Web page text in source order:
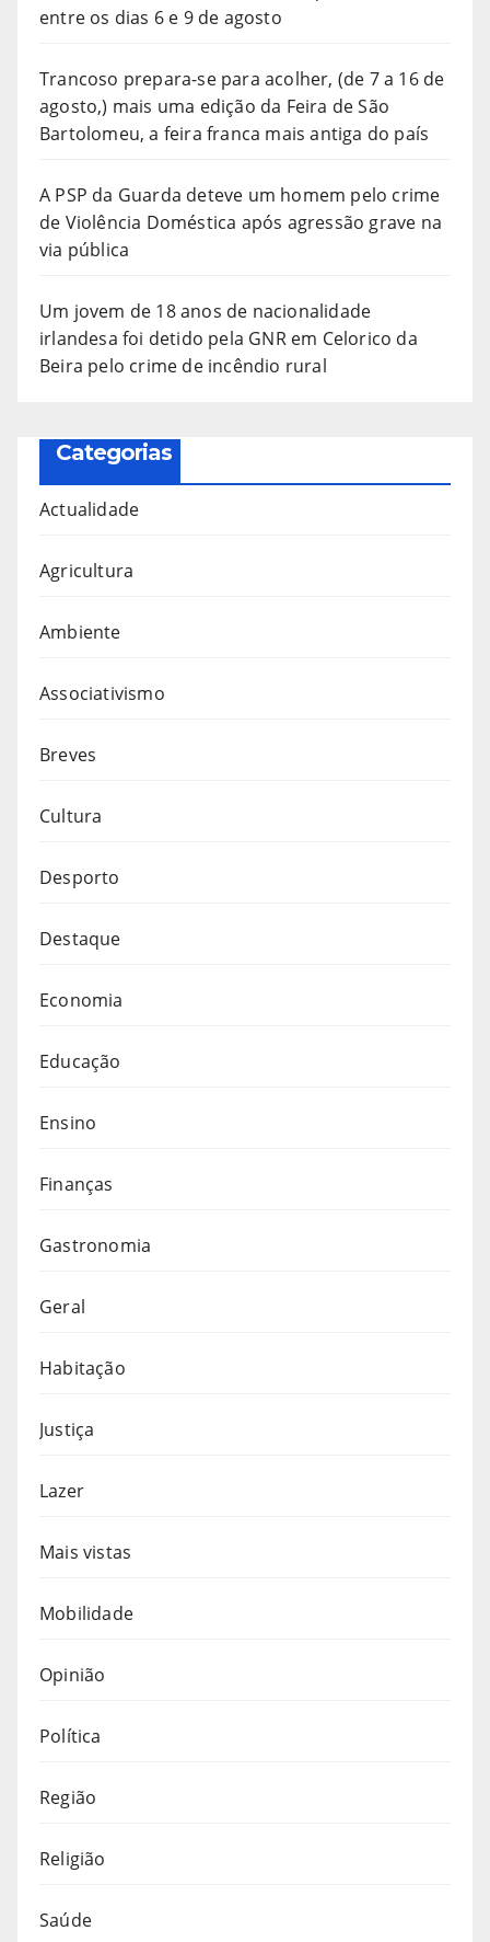
entre os dias 6 e 9 de agosto
Trancoso prepara-se para acolher, (de 7 a 16 de
agosto,) mais uma edição da Feira de São
Bartolomeu, a feira franca mais antiga do país
A PSP da Guarda deteve um homem pelo crime
de Violência Doméstica após agressão grave na
via pública
Um jovem de 18 anos de nacionalidade
irlandesa foi detido pela GNR em Celorico da
Beira pelo crime de incêndio rural
Categorias
Actualidade
Agricultura
Ambiente
Associativismo
Breves
Cultura
Desporto
Destaque
Economia
Educação
Ensino
Finanças
Gastronomia
Geral
Habitação
Justiça
Lazer
Mais vistas
Mobilidade
Opinião
Política
Região
Religião
Saúde